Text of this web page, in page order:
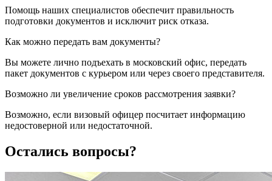
Помощь наших специалистов обеспечит правильность
подготовки документов и исключит риск отказа.
Как можно передать вам документы?
Вы можете лично подъехать в московский офис, передать
пакет документов с курьером или через своего представителя.
Возможно ли увеличение сроков рассмотрения заявки?
Возможно, если визовый офицер посчитает информацию
недостоверной или недостаточной.
Остались вопросы?